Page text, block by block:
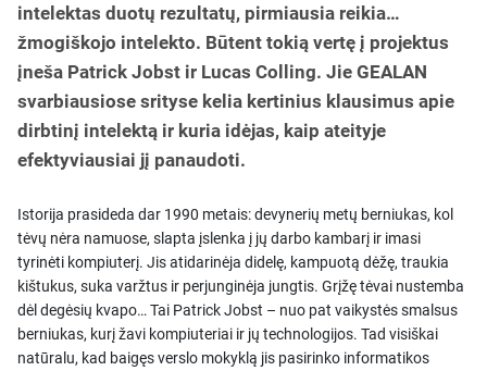
intelektas duotų rezultatų, pirmiausia reikia…
žmogiškojo intelekto. Būtent tokią vertę į projektus
įneša Patrick Jobst ir Lucas Colling. Jie GEALAN
svarbiausiose srityse kelia kertinius klausimus apie
dirbtinį intelektą ir kuria idėjas, kaip ateityje
efektyviausiai jį panaudoti.
Istorija prasideda dar 1990 metais: devynerių metų berniukas, kol
tėvų nėra namuose, slapta įslenka į jų darbo kambarį ir imasi
tyrinėti kompiuterį. Jis atidarinėja didelę, kampuotą dėžę, traukia
kištukus, suka varžtus ir perjunginėja jungtis. Grįžę tėvai nustemba
dėl degėsių kvapo… Tai Patrick Jobst – nuo pat vaikystės smalsus
berniukas, kurį žavi kompiuteriai ir jų technologijos. Tad visiškai
natūralu, kad baigęs verslo mokyklą jis pasirinko informatikos